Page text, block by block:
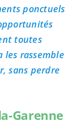
ponctuels
toutes
les rassemble
sans perdre
Garenne